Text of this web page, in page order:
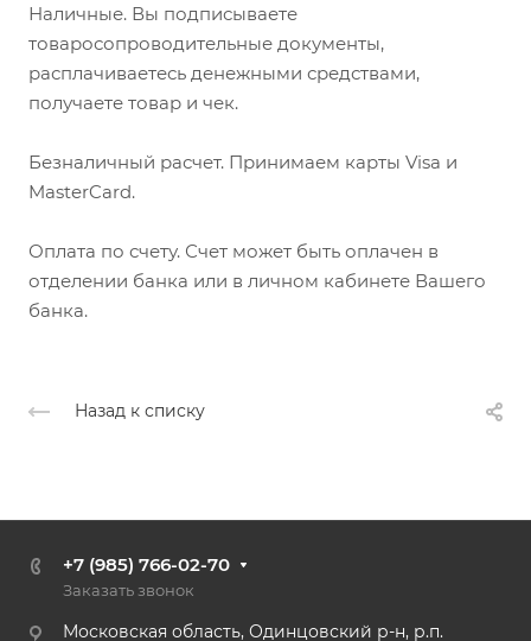
Наличные. Вы подписываете
товаросопроводительные документы,
расплачиваетесь денежными средствами,
получаете товар и чек.
Безналичный расчет. Принимаем карты Visa и
MasterCard.
Оплата по счету. Счет может быть оплачен в
отделении банка или в личном кабинете Вашего
банка.
Назад к списку
+7 (985) 766-02-70
Заказать звонок
Московская область, Одинцовский р-н, р.п.